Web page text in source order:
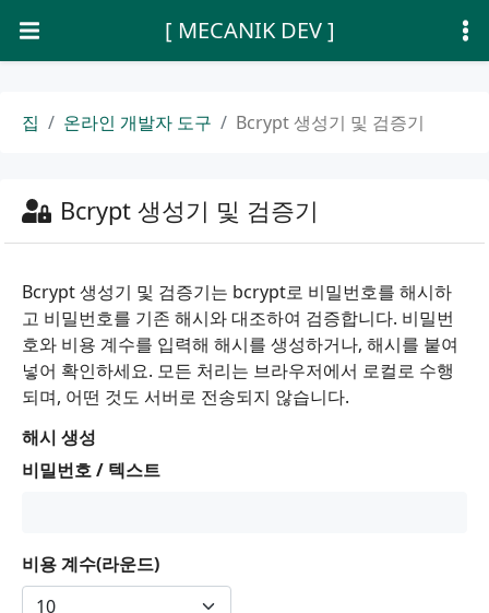
[ MECANIK DEV ]
집 온라인 개발자 도구 Bcrypt 생성기 및 검증기
Bcrypt 생성기 및 검증기
Bcrypt 생성기 및 검증기는 bcrypt로 비밀번호를 해시하
고 비밀번호를 기존 해시와 대조하여 검증합니다. 비밀번
호와 비용 계수를 입력해 해시를 생성하거나, 해시를 붙여
넣어 확인하세요. 모든 처리는 브라우저에서 로컬로 수행
되며, 어떤 것도 서버로 전송되지 않습니다.
해시 생성
비밀번호 / 텍스트
비용 계수(라운드)